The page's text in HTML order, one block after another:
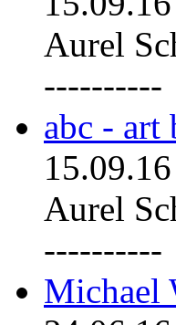
Aurel
----------
abc - art
15.09.16
Aurel
----------
Michael